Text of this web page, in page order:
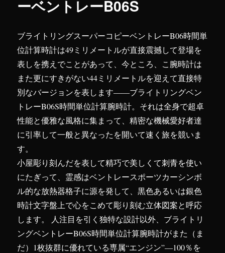
ーベントレーB06S
ブライトリングスーパーコピーベントレーB06時間単
位計算時計は49ミリメートルが直接震撼して登場を
表しを携えでことがあって、今ところ、こ腕時計は
また更にすきがない44ミリメートルを迎えて直接特
別なバージョンを表します――ブライトリングベン
トレーB06S時間単位計算腕時計。それは全身で超卓
性能と優雅な風格に集まって、精密な機械愛好者達
に引率して一般と異なったを開いて速く旅を競いま
す。
小屋彫り刻んだを表して精巧で美しくて刺青を使い
にたぎって、霊感はベントレースポーツカーシンボ
ル的な放熱器格子に源を発して、黒色あるいは銀色
時計文字盤上で心をこめて彫り刻む立体図案と呼応
します。 人注目を引く独特な設計以外、ブライトリ
ングベントレーB06S時間単位計算腕時計がまた（ま
だ）1枚抜群に優れている専属“エンジン”―100％を